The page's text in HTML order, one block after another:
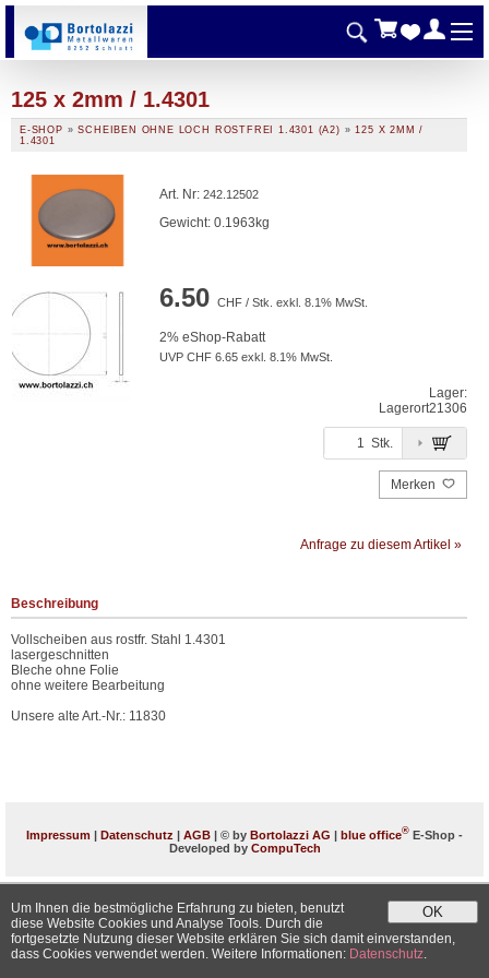
125 x 2mm / 1.4301
E-SHOP »SCHEIBEN OHNE LOCH ROSTFREI 1.4301 (A2) »125 X 2MM /
1.4301
Art. Nr: 242.12502
Gewicht: 0.1963kg
6.50 CHF / Stk. exkl. 8.1% MwSt.
2% eShop-Rabatt
UVP CHF 6.65 exkl. 8.1% MwSt.
Lager:
Lagerort21306
Stk.
Merken
Anfrage zu diesem Artikel »
Beschreibung
Vollscheiben aus rostfr. Stahl 1.4301
lasergeschnitten
Bleche ohne Folie
ohne weitere Bearbeitung
Unsere alte Art.-Nr.: 11830
Impressum | Datenschutz | AGB | © by Bortolazzi AG | blue office® E-Shop -
Developed by CompuTech
OK
Um Ihnen die bestmögliche Erfahrung zu bieten, benutzt
diese Website Cookies und Analyse Tools. Durch die
fortgesetzte Nutzung dieser Website erklären Sie sich damit einverstanden,
dass Cookies verwendet werden. Weitere Informationen: Datenschutz.